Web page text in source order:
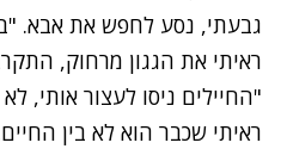
גבעתי, נסע לחפש את אבא.
ראיתי את הגגון מרחוק,
"החיילים ניסו לעצור אותי,
ראיתי שכבר הוא לא בין